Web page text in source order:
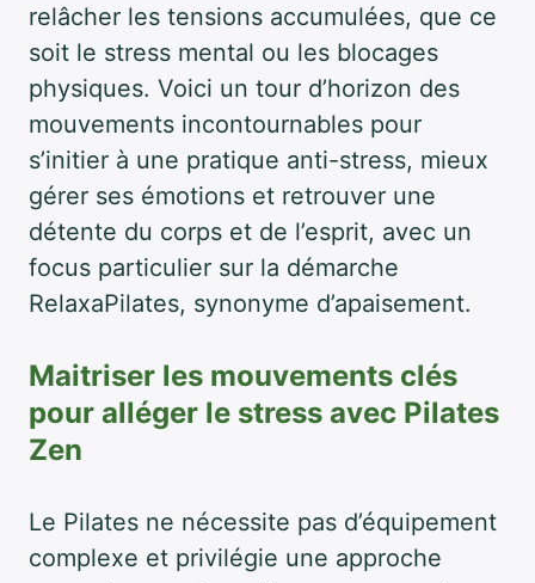
relâcher les tensions accumulées, que ce
soit le stress mental ou les blocages
physiques. Voici un tour d’horizon des
mouvements incontournables pour
s’initier à une pratique anti-stress, mieux
gérer ses émotions et retrouver une
détente du corps et de l’esprit, avec un
focus particulier sur la démarche
RelaxaPilates, synonyme d’apaisement.
Maitriser les mouvements clés
pour alléger le stress avec Pilates
Zen
Le Pilates ne nécessite pas d’équipement
complexe et privilégie une approche